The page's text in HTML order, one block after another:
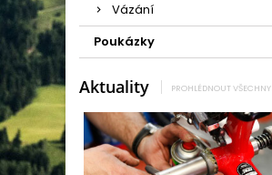
Vázání
Poukázky
Aktuality PROHLÉDNOUT VŠECHNY